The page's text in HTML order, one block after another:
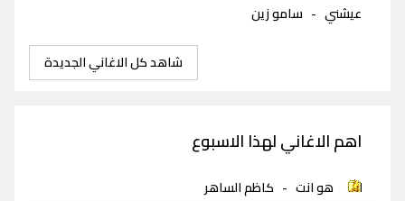
عيشني - سامو زين
شاهد كل الاغاني الجديدة
اهم الاغاني لهذا الاسبوع
هو انت - كاظم الساهر